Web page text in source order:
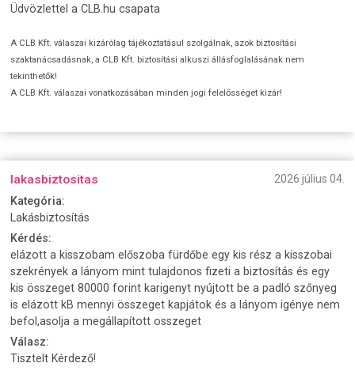
Üdvözlettel a CLB.hu csapata
A CLB Kft. válaszai kizárólag tájékoztatásul szolgálnak, azok biztosítási
szaktanácsadásnak, a CLB Kft. biztosítási alkuszi állásfoglalásának nem
tekinthetők!
A CLB Kft. válaszai vonatkozásában minden jogi felelősséget kizár!
lakasbiztositas
2026 július 04.
Kategória:
Lakásbiztosítás
Kérdés:
elázott a kisszobam előszoba fürdőbe egy kis rész a kisszobai
szekrények a lányom mint tulajdonos fizeti a biztosítás és egy
kis összeget 80000 forint karigenyt nyújtott be a padló szőnyeg
is elázott kB mennyi összeget kapjátok és a lányom igénye nem
befol,asolja a megállapított osszeget
Válasz:
Tisztelt Kérdező!